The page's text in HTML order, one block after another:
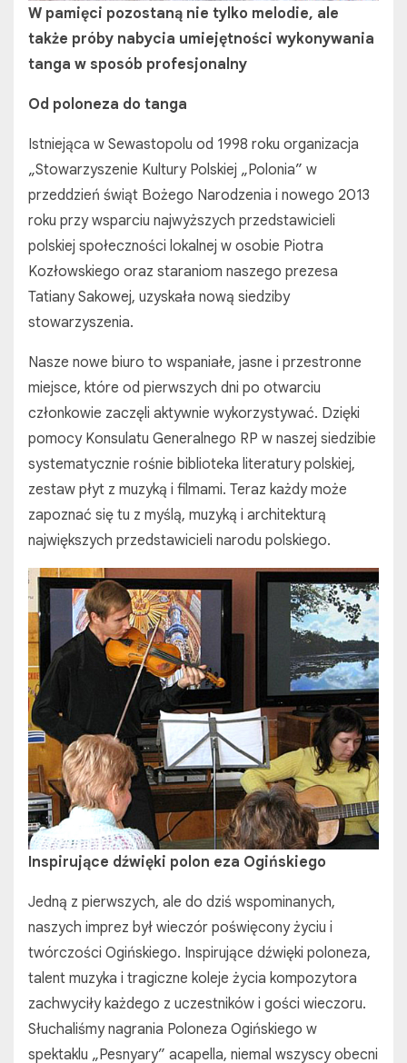
W pamięci pozostaną nie tylko melodie, ale
także próby nabycia umiejętności wykonywania
tanga w sposób profesjonalny
Od poloneza do tanga
Istniejąca w Sewastopolu od 1998 roku organizacja
„Stowarzyszenie Kultury Polskiej „Polonia” w
przeddzień świąt Bożego Narodzenia i nowego 2013
roku przy wsparciu najwyższych przedstawicieli
polskiej społeczności lokalnej w osobie Piotra
Kozłowskiego oraz staraniom naszego prezesa
Tatiany Sakowej, uzyskała nową siedziby
stowarzyszenia.
Nasze nowe biuro to wspaniałe, jasne i przestronne
miejsce, które od pierwszych dni po otwarciu
członkowie zaczęli aktywnie wykorzystywać. Dzięki
pomocy Konsulatu Generalnego RP w naszej siedzibie
systematycznie rośnie biblioteka literatury polskiej,
zestaw płyt z muzyką i filmami. Teraz każdy może
zapoznać się tu z myślą, muzyką i architekturą
największych przedstawicieli narodu polskiego.
Inspirujące dźwięki polon eza Ogińskiego
Jedną z pierwszych, ale do dziś wspominanych,
naszych imprez był wieczór poświęcony życiu i
twórczości Ogińskiego. Inspirujące dźwięki poloneza,
talent muzyka i tragiczne koleje życia kompozytora
zachwyciły każdego z uczestników i gości wieczoru.
Słuchaliśmy nagrania Poloneza Ogińskiego w
spektaklu „Pesnyary” acapella, niemal wszyscy obecni